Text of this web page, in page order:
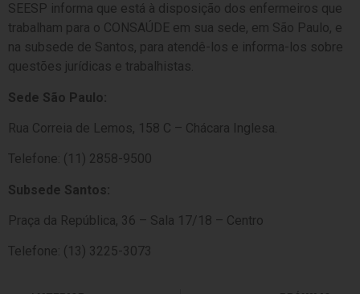
SEESP informa que está à disposição dos enfermeiros que
trabalham para o CONSAÚDE em sua sede, em São Paulo, e
na subsede de Santos, para atendê-los e informa-los sobre
questões jurídicas e trabalhistas.
Sede São Paulo:
Rua Correia de Lemos, 158 C – Chácara Inglesa.
Telefone: (11) 2858-9500
Subsede Santos:
Praça da República, 36 – Sala 17/18 – Centro
Telefone: (13) 3225-3073